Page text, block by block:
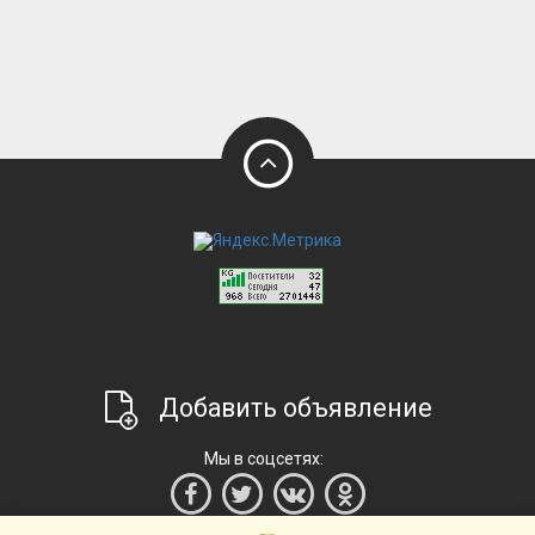
Добавить объявление
Мы в соцсетях: